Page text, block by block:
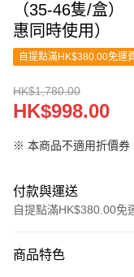
（35-46隻/盒
惠同時使用）
自提點滿HK$380.00免運
HK$1,780.00
HK$998.00
※ 本商品不適用折價券
付款與運送
自提點滿HK$380.00免
信用卡
商品特色